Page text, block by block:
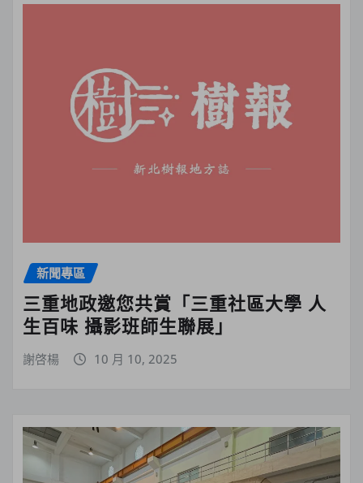
新聞專區
三重地政邀您共賞「三重社區大學 人
生百味 攝影班師生聯展」
謝啓楊 10 月 10, 2025